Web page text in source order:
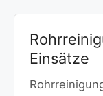
Einsätze